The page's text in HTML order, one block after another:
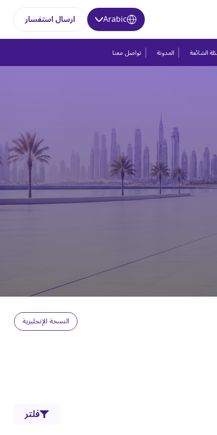
Arabic ارسال استفسار
الشائعة المدونة تواصل معنا
النسخة الإنجليزية
فلتر